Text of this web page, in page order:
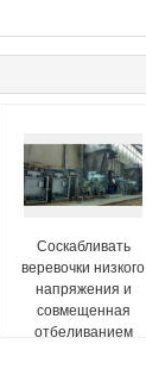
Соскабливать
веревочки низкого
напряжения и
совмещенная
отбеливанием